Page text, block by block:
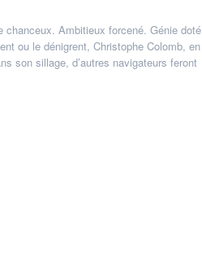
chanceux. Ambitieux forcené. Génie doté
ou le dénigrent, Christophe Colomb, en
son sillage, d’autres navigateurs feront